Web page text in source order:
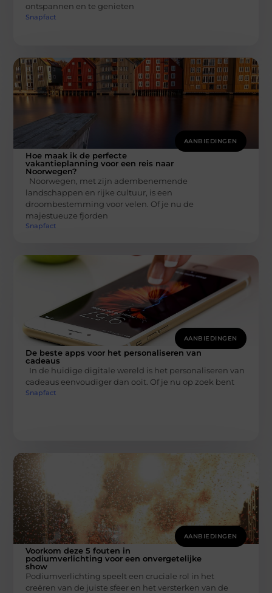
ontspannen en te genieten
Snapfact
AANBIEDINGEN
Hoe maak ik de perfecte
vakantieplanning voor een reis naar
Noorwegen?
Noorwegen, met zijn adembenemende
landschappen en rijke cultuur, is een
droombestemming voor velen. Of je nu de
majestueuze fjorden
Snapfact
AANBIEDINGEN
De beste apps voor het personaliseren van
cadeaus
In de huidige digitale wereld is het personaliseren van
cadeaus eenvoudiger dan ooit. Of je nu op zoek bent
Snapfact
AANBIEDINGEN
Voorkom deze 5 fouten in
podiumverlichting voor een onvergetelijke
show
Podiumverlichting speelt een cruciale rol in het
creëren van de juiste sfeer en het versterken van de